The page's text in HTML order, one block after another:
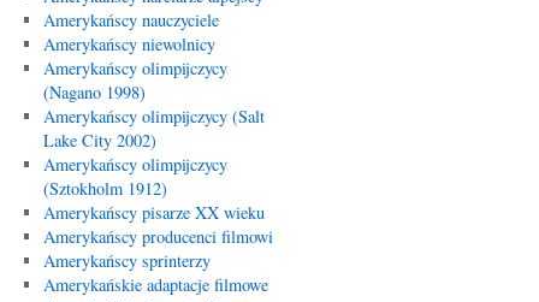
Amerykańscy nauczyciele
Amerykańscy niewolnicy
Amerykańscy olimpijczycy
(Nagano 1998)
Amerykańscy olimpijczycy (Salt
Lake City 2002)
Amerykańscy olimpijczycy
(Sztokholm 1912)
Amerykańscy pisarze XX wieku
Amerykańscy producenci filmowi
Amerykańscy sprinterzy
Amerykańskie adaptacje filmowe